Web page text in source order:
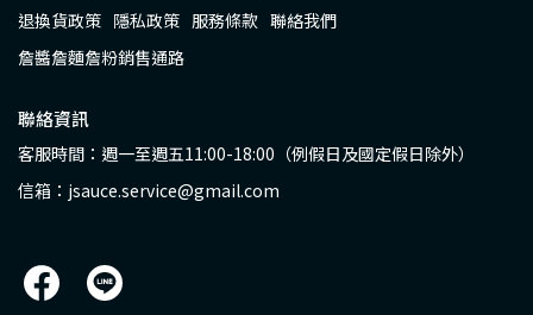
退換貨政策 隱私政策 服務條款 聯絡我們
詹醬詹麵詹粉銷售通路
聯絡資訊
客服時間：週一至週五11:00-18:00（例假日及國定假日除外）
信箱：jsauce.service@gmail.com